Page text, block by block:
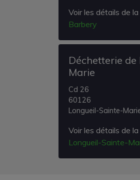
Voir les détails de la
Barbery
Déchetterie
Marie
Cd 26
60126
Longueil-Sainte-
Voir les détails de la
Longueil-Sainte-